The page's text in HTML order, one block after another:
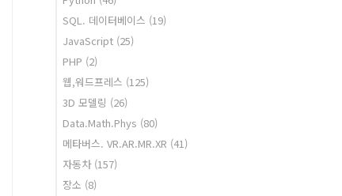
SQL. 데이터베이스 (19)
JavaScript (25)
PHP (2)
웹,워드프레스 (125)
3D 모델링 (26)
Data.Math.Phys (80)
메타버스. VR.AR.MR.XR (41)
자동차 (157)
장소 (8)